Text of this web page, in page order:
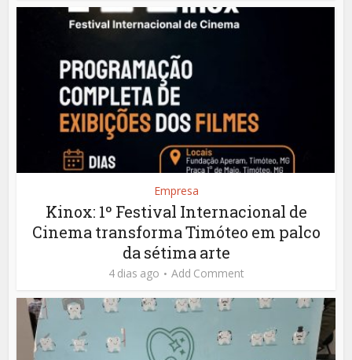
Empresa
Kinox: 1º Festival Internacional de
Cinema transforma Timóteo em palco
da sétima arte
4 dias ago Add Comment